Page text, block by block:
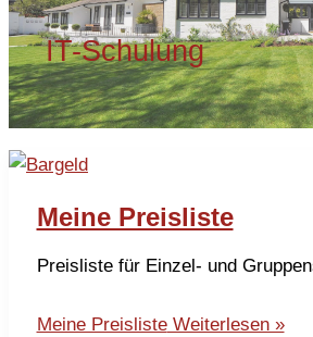
IT-Schulung
Meine Preisliste
Preisliste für Einzel- und
Meine PreislisteWeiterlesen »